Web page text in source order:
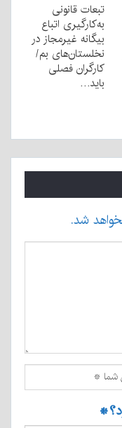
تبعات قانونی
به‌کارگیری اتباع
بیگانه غیرمجاز در
نخلستان‌های بم/
کارگران فصلی
باید…
شد.
*